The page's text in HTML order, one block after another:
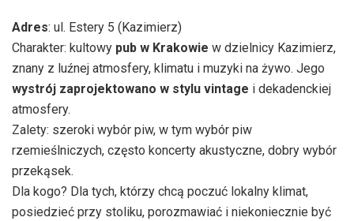
Adres: ul. Estery 5 (Kazimierz)
Charakter: kultowy pub w Krakowie w dzielnicy Kazimierz,
znany z luźnej atmosfery, klimatu i muzyki na żywo. Jego
wystrój zaprojektowano w stylu vintage i dekadenckiej
atmosfery.
Zalety: szeroki wybór piw, w tym wybór piw
rzemieślniczych, często koncerty akustyczne, dobry wybór
przekąsek.
Dla kogo? Dla tych, którzy chcą poczuć lokalny klimat,
posiedzieć przy stoliku, porozmawiać i niekoniecznie być